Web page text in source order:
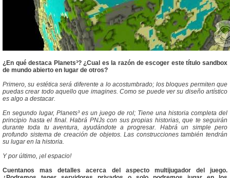
¿En qué destaca Planets³? ¿Cual es la razón de escoger este título sandbox
de mundo abierto en lugar de otros?
Primero, su estética será diferente a lo acostumbrado; los bloques permiten que
puedas crear todo aquello que imagines. Como se puede ver su diseño artístico
es algo a destacar.
En segundo lugar, Planets³ es un juego de rol; Tiene una historia completa del
principio hasta el final. Habrá PNJs con sus propias historias, que te seguirán
durante toda tu aventura, ayudándote a progresar. Habrá un simple pero
profundo sistema de creación de objetos. Las construcciones también tendrán
su lugar en la historia.
Y por último, ¡el espacio!
Cuentanos mas detalles acerca del aspecto multijugador del juego.